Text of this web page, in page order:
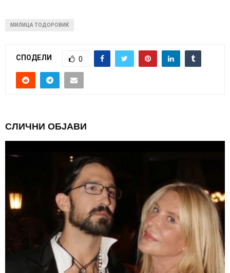
МИЛИЦА ТОДОРОВИЌ
СПОДЕЛИ 0
СЛИЧНИ ОБЈАВИ